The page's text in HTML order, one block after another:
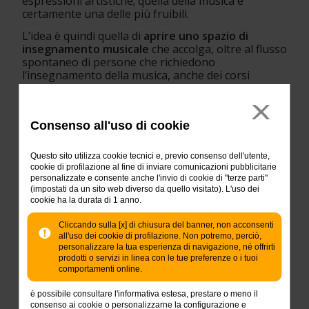
certamente una delle più fruibili.
L’idea è quindi quella di aprire uno spazio di
insegnamento musicale che accolga, oltre al flusso
spontaneo di persone che richiedono
l’insegnamento della musica, anche dei corsi
specifici, sviluppando una didattica musicale
acquistare 6 nuovi strumenti e attivare 4 corsi di
musica.
Azioni progettuali
Utilizzare la musica come mezzo di
aggregazione e socializzazione: la musica
possiede la capacità straordinaria di influire
positivamente sui nostri stati d’animo
permettendoci di rilassarci, di provare
emozioni profonde, di sognare, di trovare
benessere e serenità. Ma la musica è anche
in grado di stimolare degli atteggiamenti
Consenso all'uso di cookie
Questo sito utilizza cookie tecnici e, previo consenso dell'utente,
cookie di profilazione al fine di inviare comunicazioni pubblicitarie
personalizzate e consente anche l'invio di cookie di "terze parti"
(impostati da un sito web diverso da quello visitato). L'uso dei
cookie ha la durata di 1 anno.
Cliccando sulla [x] di chiusura del banner, non acconsenti
all'uso dei cookie di profilazione. Non potremo, perciò,
personalizzare la tua esperienza di navigazione, né offrirti
prodotti o servizi in linea con le tue preferenze o i tuoi
comportamenti online.
è possibile consultare l'informativa estesa, prestare o meno il
consenso ai cookie o personalizzarne la configurazione e